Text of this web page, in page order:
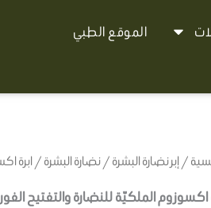
الموقع الطبي
/إبر نضارة البشرة/نضارة البشرة/ ابرة
اكسوزوم الملكيّة للنضارة والتفتيح